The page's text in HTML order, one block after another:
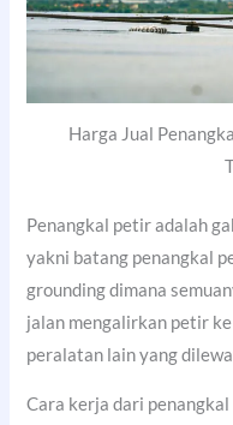
Harga Jual
Penangkal petir adalah
yakni batang penangkal
grounding dimana
jalan mengalirkan petir
peralatan lain yang
Cara kerja dari